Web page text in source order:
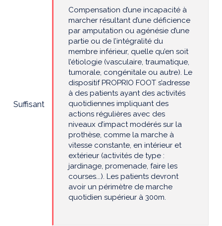
Suffisant
Compensation d’une incapacité à
marcher résultant d’une déficience
par amputation ou agénésie d’une
partie ou de l’intégralité du
membre inférieur, quelle qu’en soit
l’étiologie (vasculaire, traumatique,
tumorale, congénitale ou autre). Le
dispositif PROPRIO FOOT s’adresse
à des patients ayant des activités
quotidiennes impliquant des
actions régulières avec des
niveaux d’impact modérés sur la
prothèse, comme la marche à
vitesse constante, en intérieur et
extérieur (activités de type :
jardinage, promenade, faire les
courses...). Les patients devront
avoir un périmètre de marche
quotidien supérieur à 300m.